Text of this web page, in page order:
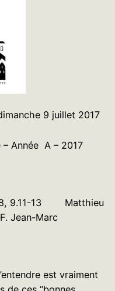
9 juillet 2017
Année A – 2017
9.11-13 Matthieu
Marc
est vraiment